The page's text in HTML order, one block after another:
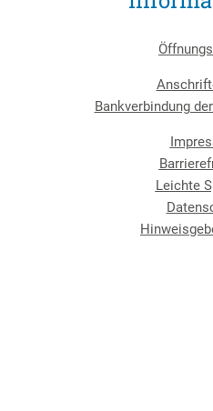
Bankverbindung
Leichte